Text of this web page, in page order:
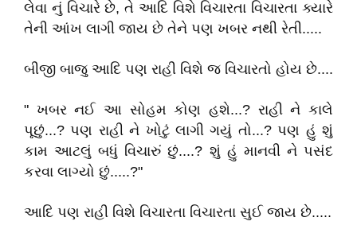
લેવા નું વિચારે છે, તે આદિ વિશે વિચારતા વિચારતા ક્યારે
તેની આંખ લાગી જાય છે તેને પણ ખબર નથી રેતી.....
બીજી બાજુ આદિ પણ રાહી વિશે જ વિચારતો હોય છે....
" ખબર નઈ આ સોહમ કોણ હશે...? રાહી ને કાલે
પૂછું...? પણ રાહી ને ખોટું લાગી ગયું તો...? પણ હું શું
કામ આટલું બધું વિચારું છું....? શું હું માનવી ને પસંદ
કરવા લાગ્યો છું.....?"
આદિ પણ રાહી વિશે વિચારતા વિચારતા સુઈ જાય છે.....